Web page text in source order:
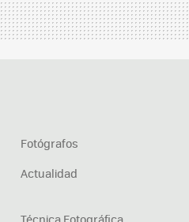
Fotógrafos
Actualidad
Técnica Fotográfica